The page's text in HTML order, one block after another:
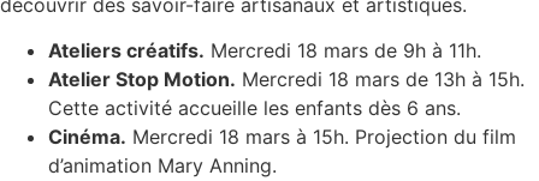
Ateliers créatifs. Mercredi 18 mars de 9h à 11h.
Atelier Stop Motion. Mercredi 18 mars de 13h à 15h.
Cette activité accueille les enfants dès 6 ans.
Cinéma. Mercredi 18 mars à 15h. Projection du film
d’animation Mary Anning.